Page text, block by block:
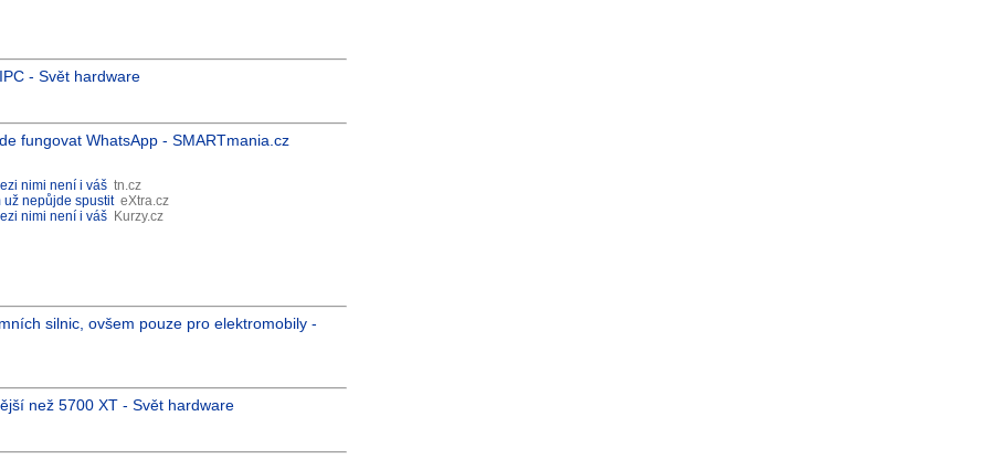
- Svět hardware
fungovat WhatsApp - SMARTmania.cz
nimi není i váš tn.cz
už nepůjde spustit eXtra.cz
nimi není i váš Kurzy.cz
silnic, ovšem pouze pro elektromobily -
než 5700 XT - Svět hardware